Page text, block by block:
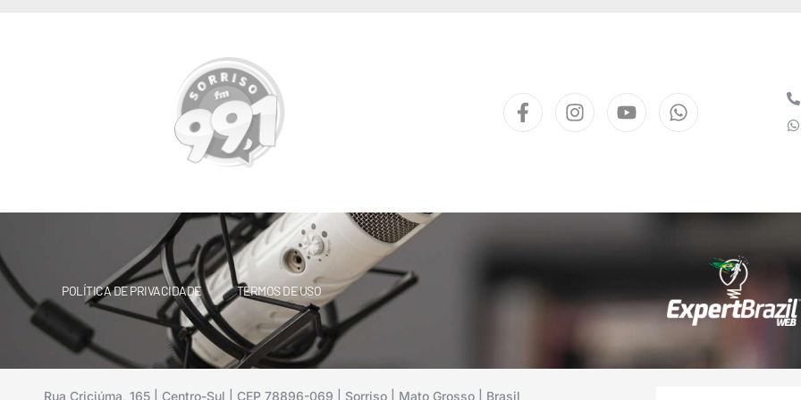
POLÍTICA DE PRIVACIDADE TERMOS DE USO
Rua Criciúma, 165 | Centro-Sul | CEP 78896-069 | Sorriso | Mato Grosso | Brasil